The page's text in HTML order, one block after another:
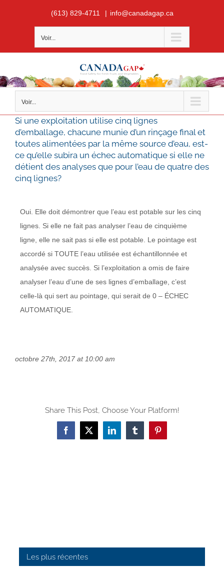
(613) 829-4711 | info@canadagap.ca
Voir...
Voir...
Si une exploitation utilise cinq lignes
d’emballage, chacune munie d’un rinçage final et
toutes alimentées par la même source d’eau, est-
ce qu’elle subira un échec automatique si elle ne
détient des analyses que pour l’eau de quatre des
cinq lignes?
Oui. Elle doit démontrer que l’eau est potable sur les cinq
lignes. Si elle ne fait pas analyser l’eau de cinquième
ligne, elle ne sait pas si elle est potable. Le pointage est
accordé si TOUTE l’eau utilisée est échantillonnée et
analysée avec succès. Si l’exploitation a omis de faire
analyser l’eau d’une de ses lignes d’emballage, c’est
celle-là qui sert au pointage, qui serait de 0 – ÉCHEC
AUTOMATIQUE.
octobre 27th, 2017 at 10:00 am
Share This Post, Choose Your Platform!
Facebook
X LinkedInTumblrPinterest
Les plus récentes